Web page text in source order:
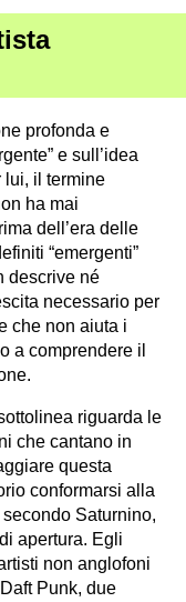
profonda e
e sull’idea
lui, il termine
ha mai
dell’era delle
“emergenti”
descrive né
necessario per
che non aiuta i
a comprendere il
riguarda le
che cantano in
questa
conformarsi alla
Saturnino,
apertura. Egli
non anglofoni
Punk, due